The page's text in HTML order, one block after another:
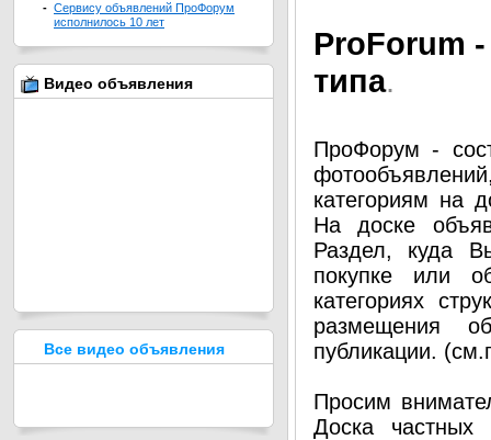
ProForum
типа.
ПроФорум -
категориям на
На доске
Раздел, куда
покупке или
категориях
размещения
публикации.
Просим
Доска частных
- Сервису объявлений ПроФорум
исполнилось 10 лет
Видео объявления
Все видео объявления